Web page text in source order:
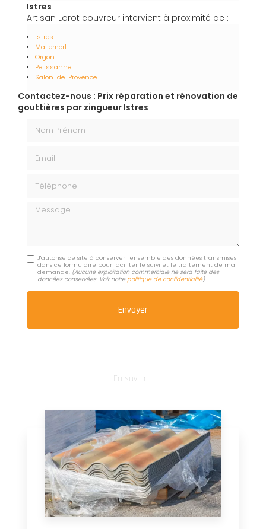
Istres
Artisan Lorot couvreur intervient à proximité de :
Istres
Mallemort
Orgon
Pelissanne
Salon-de-Provence
Contactez-nous : Prix réparation et rénovation de
gouttières par zingueur Istres
Message
J'autorise ce site à conserver l'ensemble des données transmises
dans ce formulaire pour faciliter le suivi et le traitement de ma
demande. (Aucune exploitation commerciale ne sera faite des
données conservées. Voir notrepolitique de confidentialité)
En savoir +